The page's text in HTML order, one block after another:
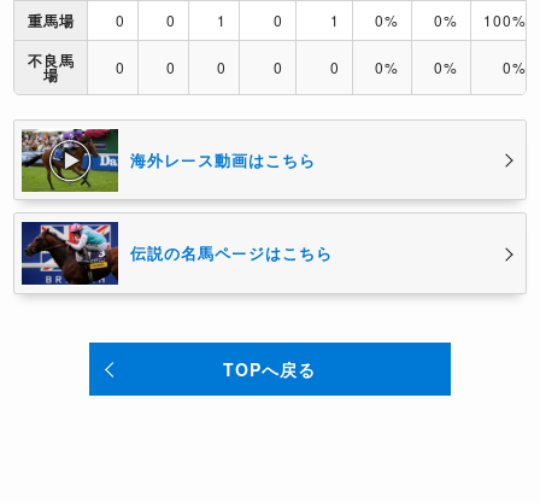
重馬場 0 0 1 0 1 0% 0% 100%
不良馬
場 0 0 0 0 0 0% 0% 0%
海外レース動画はこちら
伝説の名馬ページはこちら
TOPへ戻る